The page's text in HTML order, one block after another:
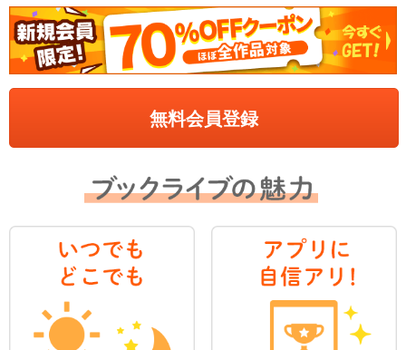
無料会員登録